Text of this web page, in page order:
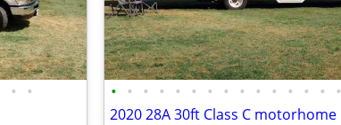
• • • • • • • • • • • • • • • • •
2020 28A 30ft Class C motorhome